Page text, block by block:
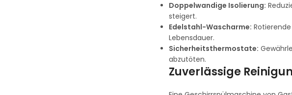
Doppelwandige Isolierung:
steigert.
Edelstahl-Wascharme:
Lebensdauer.
Sicherheitsthermostate:
abzutöten.
Zuverlässige